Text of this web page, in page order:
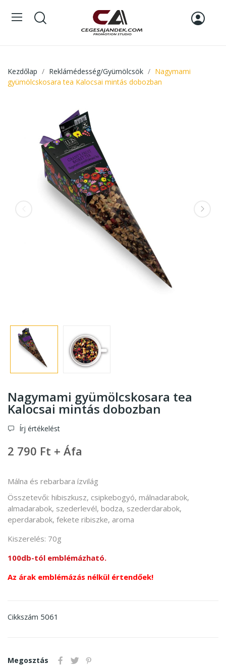
Kezdőlap Reklámédesség/Gyümölcsök
Nagymami
gyümölcskosara tea Kalocsai mintás dobozban
Nagymami gyümölcskosara tea
Kalocsai mintás dobozban
Írj értékelést
2 790 Ft + Áfa
Málna és rebarbara ízvilág
Összetevői: hibiszkusz, csipkebogyó, málnadarabok,
almadarabok, szederlevél, bodza, szederdarabok,
eperdarabok, fekete ribiszke, aroma
Kiszerelés: 70g
100db-tól emblémázható.
Az árak emblémázás nélkül értendőek!
Cikkszám 5061
Megosztás